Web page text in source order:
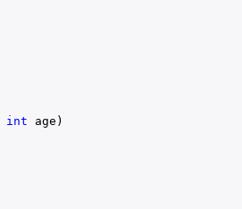
int age )